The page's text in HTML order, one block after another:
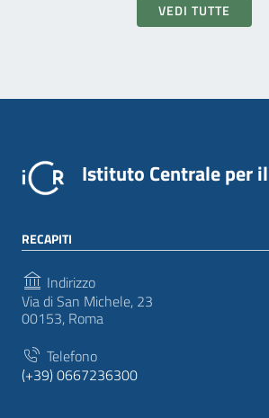
VEDI TUTTE
Istituto Centrale per
RECAPITI
Indirizzo
Via di San Michele, 23
00153, Roma
Telefono
(+39) 0667236300